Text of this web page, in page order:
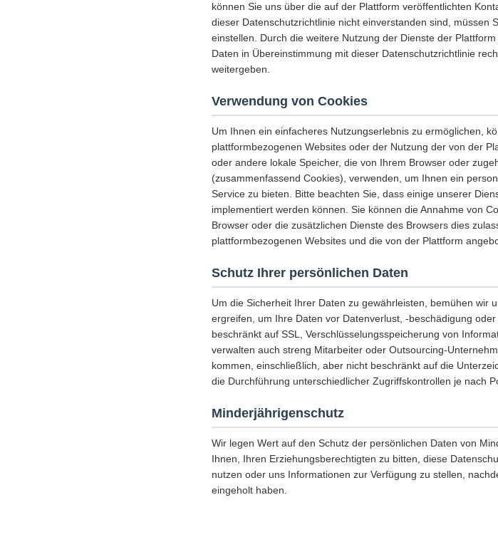
können Sie uns über die auf der Plattform veröffentlichten
dieser Datenschutzrichtlinie nicht einverstanden sind, müssen
einstellen. Durch die weitere Nutzung der Dienste der
Daten in Übereinstimmung mit dieser Datenschutzrichtlinie
weitergeben.
Verwendung von Cookies
Um Ihnen ein einfacheres Nutzungserlebnis zu ermöglichen,
plattformbezogenen Websites oder der Nutzung der von der
oder andere lokale Speicher, die von Ihrem Browser oder
(zusammenfassend Cookies), verwenden, um Ihnen ein
Service zu bieten. Bitte beachten Sie, dass einige unserer
implementiert werden können. Sie können die Annahme von
Browser oder die zusätzlichen Dienste des Browsers dies
plattformbezogenen Websites und die von der Plattform
Schutz Ihrer persönlichen Daten
Um die Sicherheit Ihrer Daten zu gewährleisten, bemühen wir
ergreifen, um Ihre Daten vor Datenverlust, -beschädigung
beschränkt auf SSL, Verschlüsselungsspeicherung von
verwalten auch streng Mitarbeiter oder Outsourcing-
kommen, einschließlich, aber nicht beschränkt auf die
die Durchführung unterschiedlicher Zugriffskontrollen je nach
Minderjährigenschutz
Wir legen Wert auf den Schutz der persönlichen Daten von
Ihnen, Ihren Erziehungsberechtigten zu bitten, diese
nutzen oder uns Informationen zur Verfügung zu stellen,
eingeholt haben.